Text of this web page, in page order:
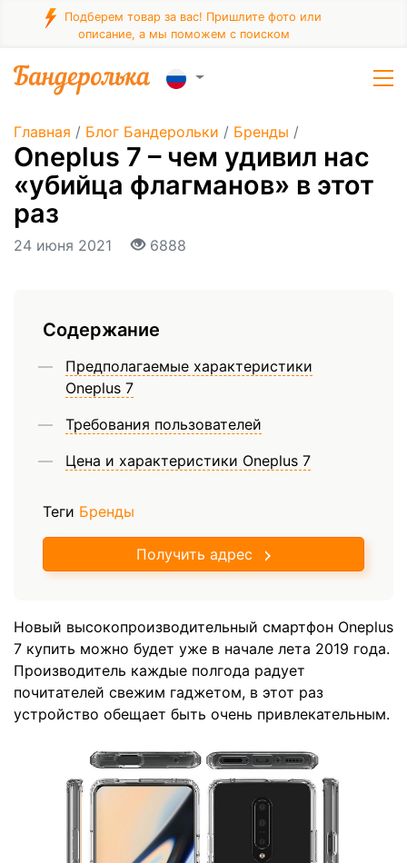
Подберем товар за вас! Пришлите фото или
описание, а мы поможем с поиском
Главная / Блог Бандерольки / Бренды /
Oneplus 7 – чем удивил нас
«убийца флагманов» в этот
раз
24 июня 2021 6888
Содержание
Предполагаемые характеристики
Oneplus 7
Требования пользователей
Цена и характеристики Oneplus 7
Теги Бренды
Получить адрес
Новый высокопроизводительный смартфон Oneplus
7 купить можно будет уже в начале лета 2019 года.
Производитель каждые полгода радует
почитателей свежим гаджетом, в этот раз
устройство обещает быть очень привлекательным.